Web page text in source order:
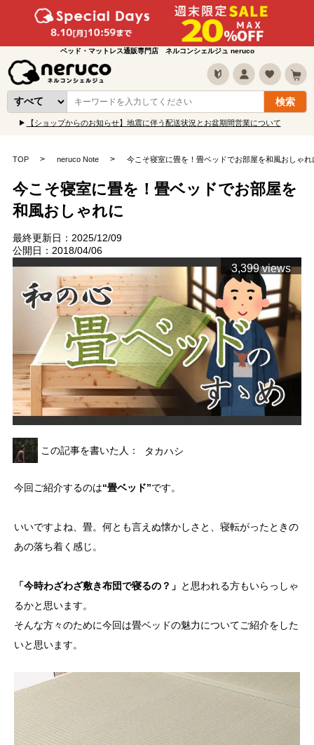
ベッド・マットレス通販専門店 ネルコンシェルジュ neruco
【ショップからのお知らせ】地震に伴う配送状況とお盆期間営業について
TOP neruco Note 今こそ寝室に畳を！畳ベッドでお部屋を和風おしゃれ
今こそ寝室に畳を！畳ベッドでお部屋を
和風おしゃれに
最終更新日：2025/12/09
公開日：2018/04/06
3,399 views
この記事を書いた人： タカハシ
今回ご紹介するのは“畳ベッド”です。
いいですよね、畳。何とも言えぬ懐かしさと、寝転がったときの
あの落ち着く感じ。
「今時わざわざ敷き布団で寝るの？」 と思われる方もいらっしゃ
るかと思います。
そんな方々のために今回は畳ベッドの魅力についてご紹介をした
いと思います。